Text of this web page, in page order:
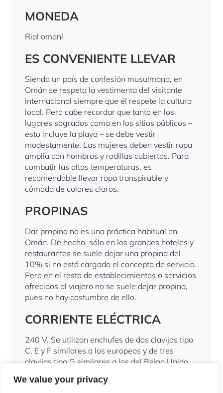
We value your privacy
MONEDA
Rial omaní
ES CONVENIENTE LLEVAR
Siendo un país de confesión musulmana, en
Omán se respeta la vestimenta del visitante
internacional siempre que él respete la cultura
local. Pero cabe recordar que tanto en los
lugares sagrados como en los sitios públicos –
esto incluye la playa – se debe vestir
modestamente. Las mujeres deben vestir ropa
amplia con hombros y rodillas cubiertas. Para
combatir las altas temperaturas, es
recomendable llevar ropa transpirable y
cómoda de colores claros.
PROPINAS
Dar propina no es una práctica habitual en
Omán. De hecho, sólo en los grandes hoteles y
restaurantes se suele dejar una propina del
10% si no está cargado el concepto de servicio.
Pero en el resto de establecimientos o servicios
ofrecidos al viajero no se suele dejar propina,
pues no hay costumbre de ello.
CORRIENTE ELÉCTRICA
240 V. Se utilizan enchufes de dos clavijas tipo
C, E y F similares a los europeos y de tres
clavijas tipo G similares a los del Reino Unido.